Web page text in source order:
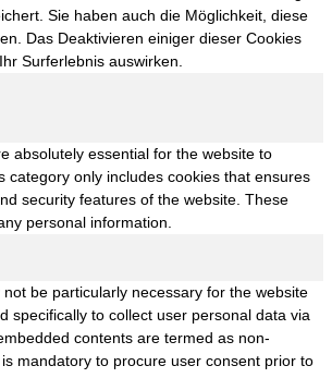
Sie haben auch die Möglichkeit, diese
Das Deaktivieren einiger dieser Cookies
Surferlebnis auswirken.
absolutely essential for the website to
category only includes cookies that ensures
security features of the website. These
personal information.
be particularly necessary for the website
specifically to collect user personal data via
contents are termed as non-
mandatory to procure user consent prior to